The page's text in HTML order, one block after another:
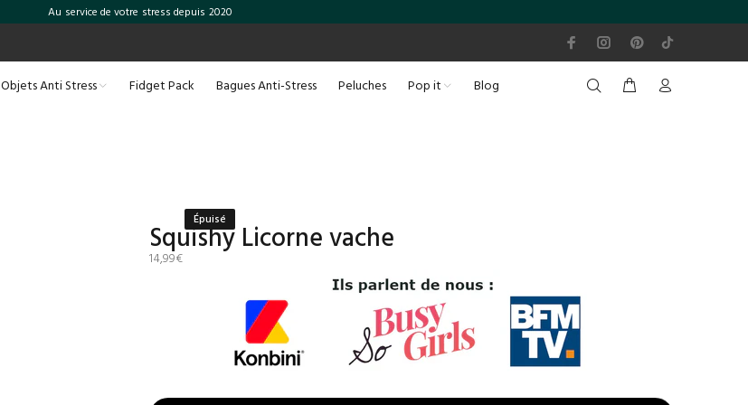
Au service de votre stress depuis 2020
Objets Anti Stress Fidget Pack Bagues Anti-Stress Peluches Pop it Blog
Épuisé
Squishy Licorne vache
14,99€